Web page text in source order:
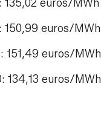
135,02 euros/MWh
150,99 euros/MWh
151,49 euros/MWh
134,13 euros/MWh